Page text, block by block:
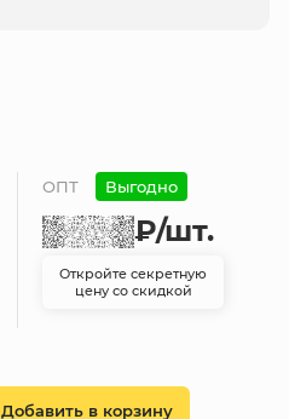
ОПТ Выгодно
₽/шт.
Откройте секретную
цену со скидкой
Добавить в корзину